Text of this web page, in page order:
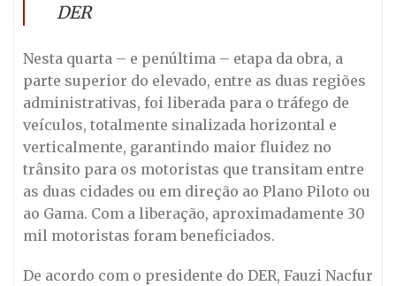
DER
Nesta quarta – e penúltima – etapa da obra, a
parte superior do elevado, entre as duas regiões
administrativas, foi liberada para o tráfego de
veículos, totalmente sinalizada horizontal e
verticalmente, garantindo maior fluidez no
trânsito para os motoristas que transitam entre
as duas cidades ou em direção ao Plano Piloto ou
ao Gama. Com a liberação, aproximadamente 30
mil motoristas foram beneficiados.
De acordo com o presidente do DER, Fauzi Nacfur